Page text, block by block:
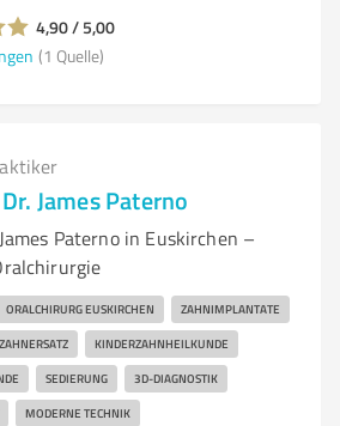
4,90 / 5,00
(1 Quelle)
James Paterno
Paterno in Euskirchen –
ORALCHIRURG EUSKIRCHEN ZAHNIMPLANTATE
ZAHNERSATZ KINDERZAHNHEILKUNDE
SEDIERUNG 3D-DIAGNOSTIK
MODERNE TECHNIK